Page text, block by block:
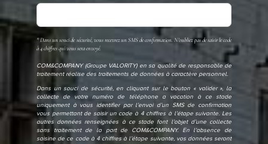
* Dans un souci de sécurité, vous recevrez un SMS de confirmation. N'oubliez pas de saisir le code
à 4 chiffres qui vous sera envoyé.
COM&COMPANY (Groupe VALORITY) en sa qualité de responsable de
traitement réalise des traitements de données à caractère personnel.
Dans un souci de sécurité, en cliquant sur le bouton « valider », la
collecte de votre numéro de téléphone a vocation à ce stade
uniquement à vous identifier par l’envoi d’un SMS de confirmation
vous permettant de saisir un code à 4 chiffres à l’étape suivante. Les
autres données renseignées à ce stade font l’objet d’une collecte
sans traitement de la part de COM&COMPANY. En l’absence de
saisine de ce code à 4 chiffres à l’étape suivante, vos données seront